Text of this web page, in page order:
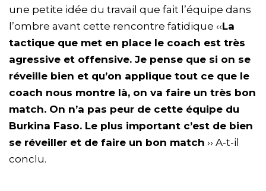
une petite idée du travail que fait l’équipe dans
l’ombre avant cette rencontre fatidique ‹‹La
tactique que met en place le coach est très
agressive et offensive. Je pense que si on se
réveille bien et qu’on applique tout ce que le
coach nous montre là, on va faire un très bon
match. On n’a pas peur de cette équipe du
Burkina Faso. Le plus important c’est de bien
se réveiller et de faire un bon match ›› A-t-il
conclu.